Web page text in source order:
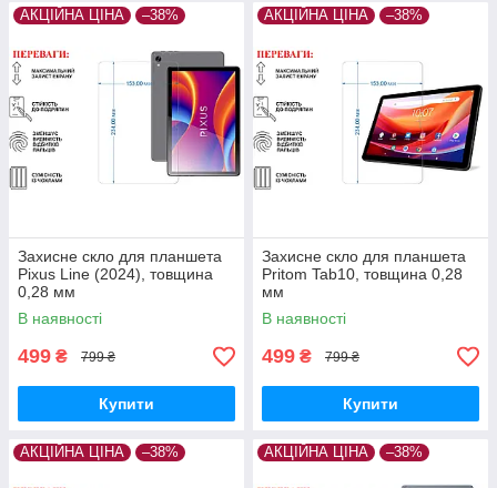
АКЦІЙНА ЦІНА –38%
Захисне скло для планшета
Pixus Line (2024), товщина
0,28 мм
В наявності
499 ₴ 799 ₴
Купити
АКЦІЙНА ЦІНА –38%
Захисне скло для планшета
Pritom Tab10, товщина 0,28
мм
В наявності
499 ₴ 799 ₴
Купити
АКЦІЙНА ЦІНА –38% АКЦІЙНА ЦІНА –38%